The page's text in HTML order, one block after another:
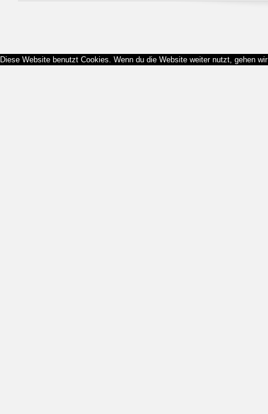
Diese Website benutzt Cookies. Wenn du die Website weiter nutzt, gehen